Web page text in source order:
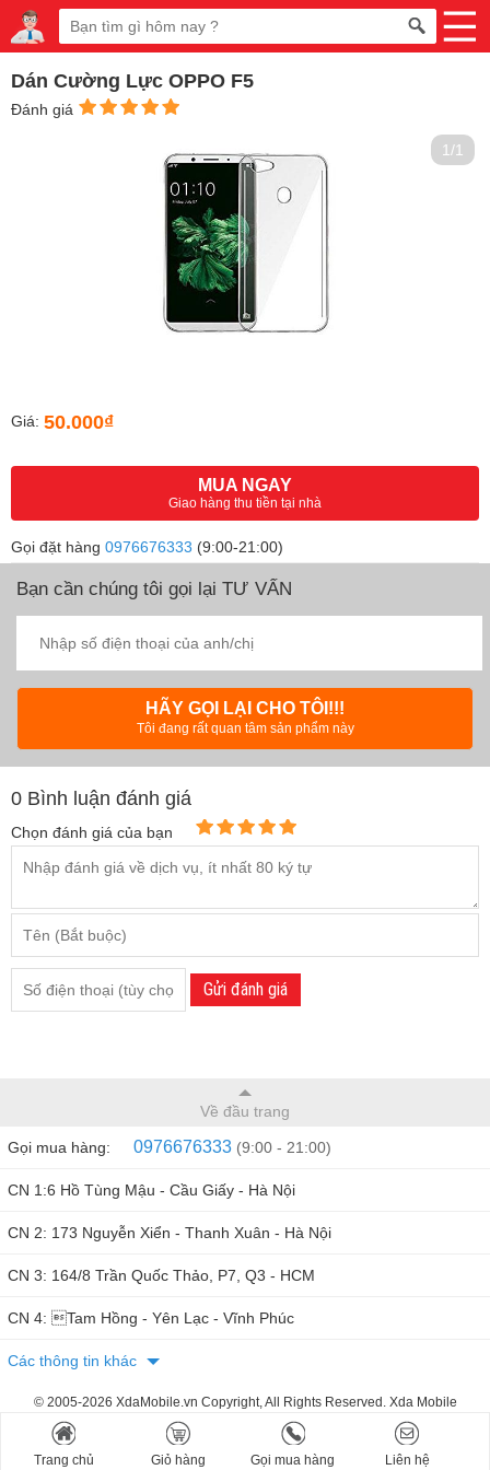
Dán Cường Lực OPPO F5
Đánh giá
1/1
Giá: 50.000₫
MUA NGAY
Giao hàng thu tiền tại nhà
Gọi đặt hàng 0976676333 (9:00-21:00)
Bạn cần chúng tôi gọi lại TƯ VẤN
HÃY GỌI LẠI CHO TÔI!!!
Tôi đang rất quan tâm sản phẩm này
0 Bình luận đánh giá
Chọn đánh giá của bạn
Gửi đánh giá
Về đầu trang
Gọi mua hàng: 0976676333 (9:00 - 21:00)
CN 1:6 Hồ Tùng Mậu - Cầu Giấy - Hà Nội
CN 2: 173 Nguyễn Xiển - Thanh Xuân - Hà Nội
CN 3: 164/8 Trần Quốc Thảo, P7, Q3 - HCM
CN 4: Tam Hồng - Yên Lạc - Vĩnh Phúc
Các thông tin khác
© 2005-2026 XdaMobile.vn Copyright, All Rights Reserved. Xda Mobile
Trang chủ Giỏ hàng Gọi mua hàng Liên hệ